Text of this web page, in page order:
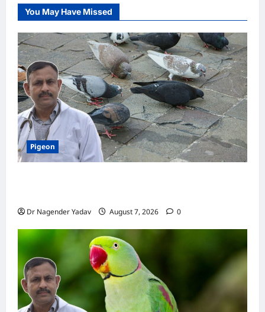
में
छिपा
है
पक्षी
का
स्वास्थ्य,
जानें
सही
देखभाल
का
तरीका
You May Have Missed
Pigeon
Dr Nagender Yadav August 7, 2026 0